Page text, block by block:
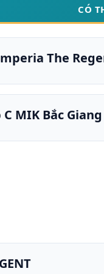
CÓ
The
MIK Bắc Giang